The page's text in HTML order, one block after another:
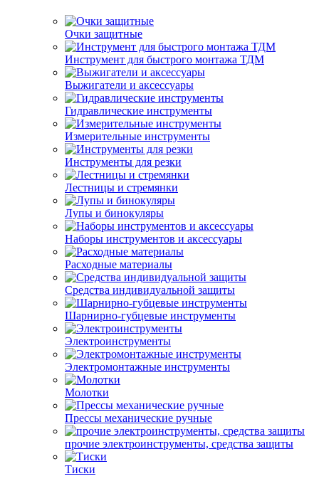
Очки защитные
Инструмент для быстрого монтажа ТДМ
Выжигатели и аксессуары
Гидравлические инструменты
Измерительные инструменты
Инструменты для резки
Лестницы и стремянки
Лупы и бинокуляры
Наборы инструментов и аксессуары
Расходные материалы
Средства индивидуальной защиты
Шарнирно-губцевые инструменты
Электроинструменты
Электромонтажные инструменты
Молотки
Прессы механические ручные
прочие электроинструменты, средства защиты
Тиски